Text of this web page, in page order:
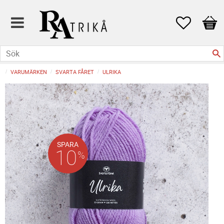
Favoriter
VARUMÄRKEN SVARTA FÅRET ULRIKA
SPARA
10%